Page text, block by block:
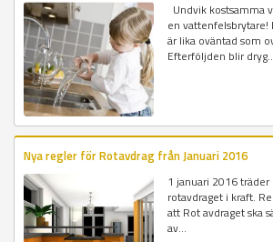
Undvik kostsamma
en
är lika oväntad som
Efterföljden blir
Nya regler för Rotavdrag från Januari 2016
1 januari 2016 träder
rotavdraget i kraft.
att Rot avdraget ska
av...